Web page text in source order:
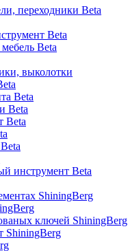
переходники Beta
Beta
Beta
выколотки
Beta
Beta
Beta
инструмент Beta
ShiningBerg
ключей ShiningBerg
ShiningBerg